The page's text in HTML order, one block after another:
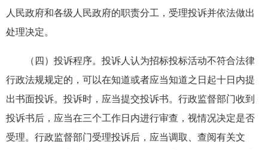
人民政府和各级人民政府的职责分工，受理投诉并依法做出
处理决定。
（四）投诉程序。投诉人认为招标投标活动不符合法律
行政法规规定的，可以在知道或者应当知道之日起十日内提
出书面投诉。投诉时，应当提交投诉书。行政监督部门收到
投诉书后，应当在三个工作日内进行审查，视情况决定是否
受理。行政监督部门受理投诉后，应当调取、查阅有关文